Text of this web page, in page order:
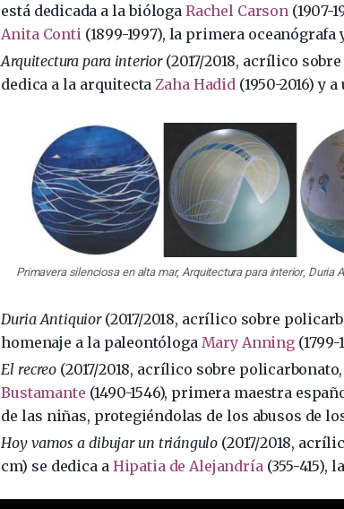
está dedicada a la bióloga Rachel Carson(1907-
Anita Conti(1899-1997), la primera oceanógrafa
Arquitectura para interior(2017/2018, acrílico
dedica a la arquitectaZaha Hadid(1950-2016) y
Primavera silenciosa en alta mar, Arquitectura para interior, Duria
Duria Antiquior(2017/2018, acrílico sobre
homenaje a la paleontóloga Mary Anning(1799-
El recreo(2017/2018, acrílico sobre
Bustamante (1490-1546), primera maestra
de las niñas, protegiéndolas de los abusos de
Hoy vamos a dibujar un triángulo(2017/2018,
cm) se dedica a Hipatia de Alejandría (355-